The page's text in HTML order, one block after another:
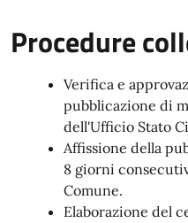
Procedure
Verifica e
pubblicazione di
dell'Ufficio Stato
Affissione della
8 giorni
Comune.
Elaborazione del